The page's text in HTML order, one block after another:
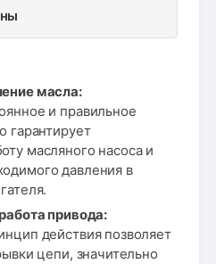
масла:
и правильное
гарантирует
масляного насоса и
давления в
привода:
действия позволяет
цепи, значительно